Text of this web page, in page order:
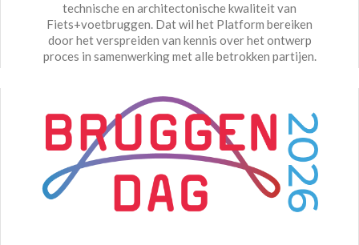
technische en architectonische kwaliteit van
Fiets+voetbruggen. Dat wil het Platform bereiken
door het verspreiden van kennis over het ontwerp
proces in samenwerking met alle betrokken partijen.